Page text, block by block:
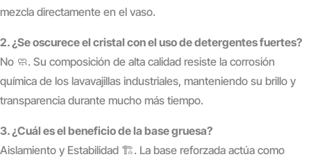
mezcla directamente en el vaso.
2. ¿Se oscurece el cristal con el uso de detergentes fuertes?
No 🧼. Su composición de alta calidad resiste la corrosión
química de los lavavajillas industriales, manteniendo su brillo y
transparencia durante mucho más tiempo.
3. ¿Cuál es el beneficio de la base gruesa?
Aislamiento y Estabilidad 🏗️. La base reforzada actúa como